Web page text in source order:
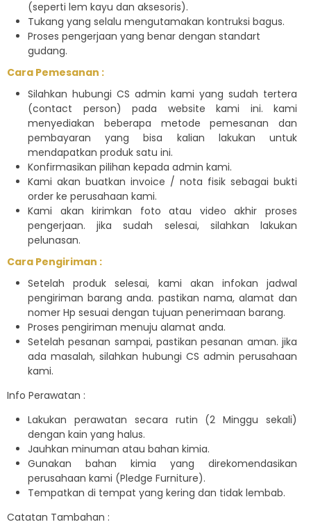
(seperti lem kayu dan aksesoris).
Tukang yang selalu mengutamakan kontruksi bagus.
Proses pengerjaan yang benar dengan standart
gudang.
Cara Pemesanan :
Silahkan hubungi CS admin kami yang sudah tertera
(contact person) pada website kami ini. kami
menyediakan beberapa metode pemesanan dan
pembayaran yang bisa kalian lakukan untuk
mendapatkan produk satu ini.
Konfirmasikan pilihan kepada admin kami.
Kami akan buatkan invoice / nota fisik sebagai bukti
order ke perusahaan kami.
Kami akan kirimkan foto atau video akhir proses
pengerjaan. jika sudah selesai, silahkan lakukan
pelunasan.
Cara Pengiriman :
Setelah produk selesai, kami akan infokan jadwal
pengiriman barang anda. pastikan nama, alamat dan
nomer Hp sesuai dengan tujuan penerimaan barang.
Proses pengiriman menuju alamat anda.
Setelah pesanan sampai, pastikan pesanan aman. jika
ada masalah, silahkan hubungi CS admin perusahaan
kami.
Info Perawatan :
Lakukan perawatan secara rutin (2 Minggu sekali)
dengan kain yang halus.
Jauhkan minuman atau bahan kimia.
Gunakan bahan kimia yang direkomendasikan
perusahaan kami (Pledge Furniture).
Tempatkan di tempat yang kering dan tidak lembab.
Catatan Tambahan :